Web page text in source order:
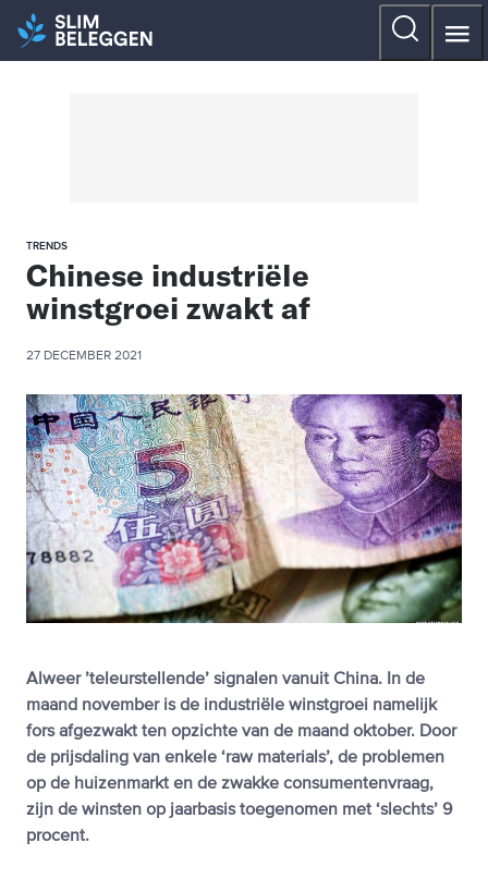
TRENDS
Chinese industriële
winstgroei zwakt af
27 DECEMBER 2021
Alweer ’teleurstellende’ signalen vanuit China. In de
maand november is de industriële winstgroei namelijk
fors afgezwakt ten opzichte van de maand oktober. Door
de prijsdaling van enkele ‘raw materials’, de problemen
op de huizenmarkt en de zwakke consumentenvraag,
zijn de winsten op jaarbasis toegenomen met ‘slechts’ 9
procent.